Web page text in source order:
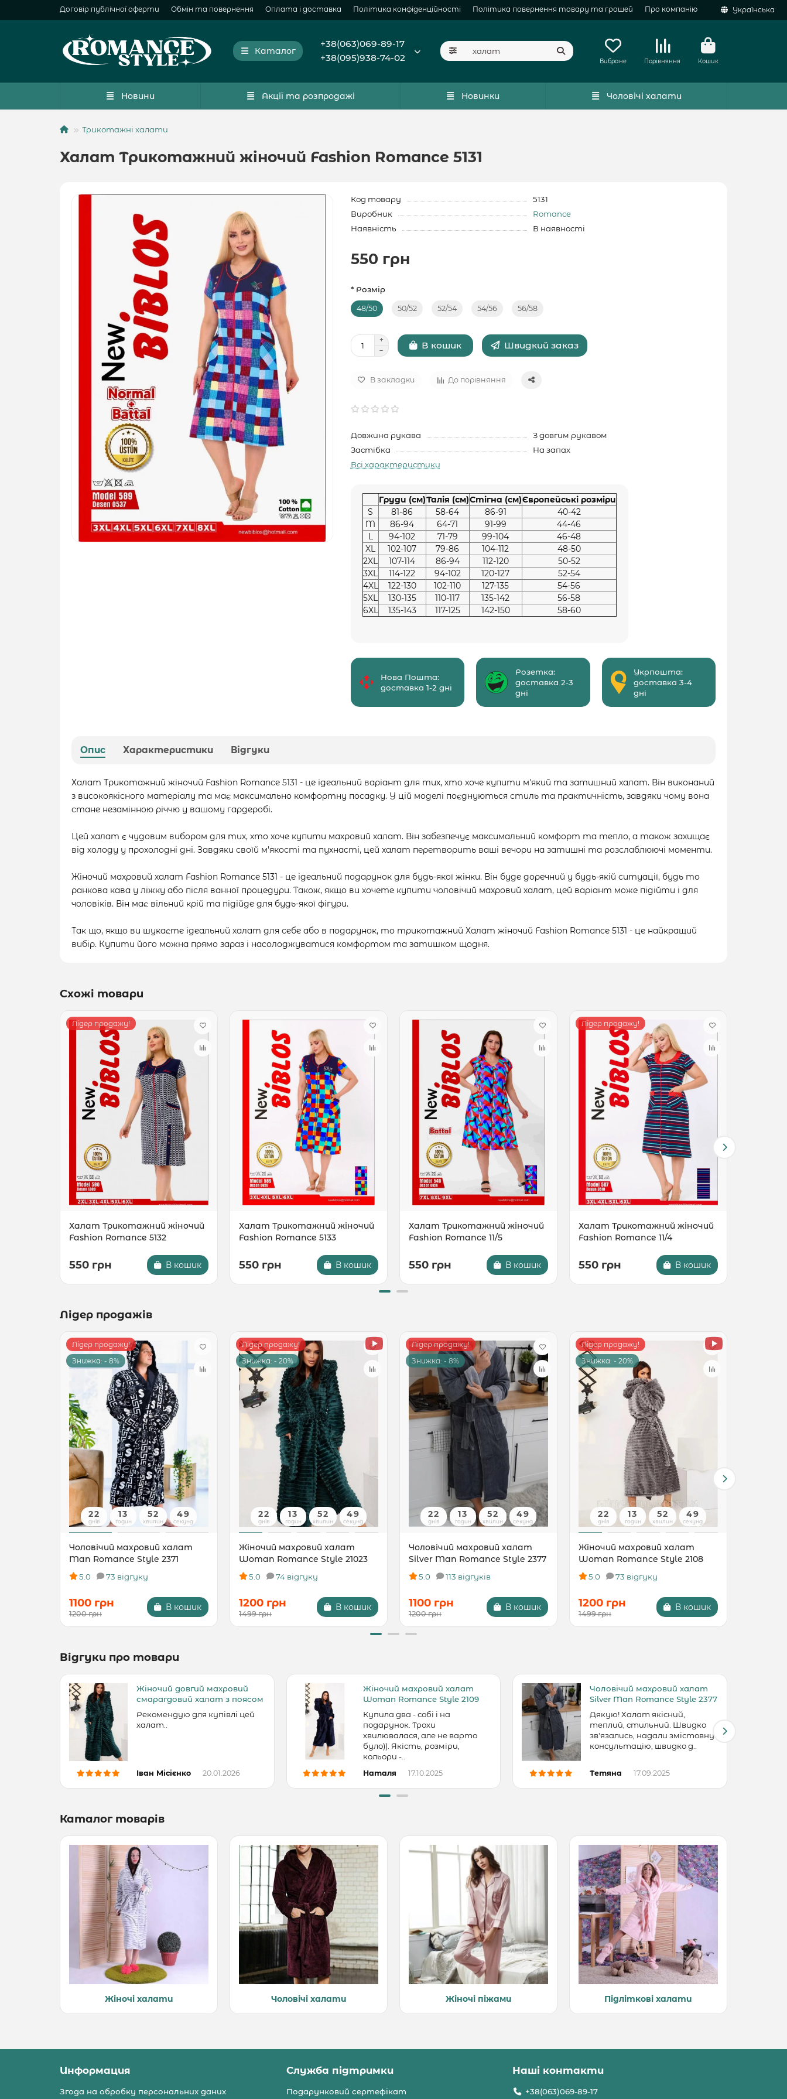
Договір публічної оферти Обмін та повернення Оплата і доставка Політика конфіденційності Політика повернення товару та грошей Про компанію Українська
Каталог
+38(063)069-89-17
+38(095)938-74-02
Вибране Порівняння Кошик
Новини Акції та розпродажі Новинки Чоловічі халати
Трикотажні халати
Халат Трикотажний жіночий Fashion Romance 5131
Код товару
5131
Виробник
Romance
Наявність
В наявності
550 грн
* Розмір
48/50 50/52 52/54 54/56 56/58
В кошик Швидкий заказ
В закладки До порівняння
Довжина рукава
З довгим рукавом
Застібка
На запах
Всі характеристики
Груди (см)Талія (см)Стігна (см)Європейські розміри
S
81-86 58-64 86-91
40-42
M
86-94 64-71 91-99
44-46
L
94-102 71-79 99-104
46-48
XL
102-107 79-86 104-112
48-50
2XL
107-114 86-94 112-120
50-52
3XL
114-122 94-102 120-127
52-54
4XL
122-130 102-110 127-135
54-56
5XL
130-135 110-117 135-142
56-58
6XL
135-143 117-125 142-150 58-60
Нова Пошта:
доставка 1-2 дні
Розетка:
доставка 2-3
дні
Укрпошта:
доставка 3-4
дні
Опис Характеристики Відгуки
Халат Трикотажний жіночий Fashion Romance 5131 - це ідеальний варіант для тих, хто хоче купити м'який та затишний халат. Він виконаний
з високоякісного матеріалу та має максимально комфортну посадку. У цій моделі поєднуються стиль та практичність, завдяки чому вона
стане незамінною річчю у вашому гардеробі.
Цей халат є чудовим вибором для тих, хто хоче купити махровий халат. Він забезпечує максимальний комфорт та тепло, а також захищає
від холоду у прохолодні дні. Завдяки своїй м'якості та пухнасті, цей халат перетворить ваші вечори на затишні та розслаблюючі моменти.
Жіночий махровий халат Fashion Romance 5131 - це ідеальний подарунок для будь-якої жінки. Він буде доречний у будь-якій ситуації, будь то
ранкова кава у ліжку або після ванної процедури. Також, якщо ви хочете купити чоловічий махровий халат, цей варіант може підійти і для
чоловіків. Він має вільний крій та підійде для будь-якої фігури.
Так що, якщо ви шукаєте ідеальний халат для себе або в подарунок, то трикотажний Халат жіночий Fashion Romance 5131 - це найкращий
вибір. Купити його можна прямо зараз і насолоджуватися комфортом та затишком щодня.
Схожі товари
Лідер продажу!
Халат Трикотажний жіночий
Fashion Romance 5132
550 грн В кошик
Халат Трикотажний жіночий
Fashion Romance 5133
550 грн В кошик
Халат Трикотажний жіночий
Fashion Romance 11/5
550 грн В кошик
Лідер продажу!
Халат Трикотажний жіночий
Fashion Romance 11/4
550 грн В кошик
Лідер продажів
Лідер продажу!
Знижка: - 8%
22
днів
13
годин
52
хвилин
48
секунд
Чоловічий махровий халат
Man Romance Style 2371
5.0 73 відгуку
1100 грн
1200 грн
В кошик
Лідер продажу!
Знижка: - 20%
22
днів
13
годин
52
хвилин
48
секунд
Жіночий махровий халат
Woman Romance Style 21023
5.0 74 відгуку
1200 грн
1499 грн
В кошик
Лідер продажу!
Знижка: - 8%
22
днів
13
годин
52
хвилин
48
секунд
Чоловічий махровий халат
Silver Man Romance Style 2377
5.0 113 відгуків
1100 грн
1200 грн
В кошик
Лідер продажу!
Знижка: - 20%
22
днів
13
годин
52
хвилин
48
секунд
Жіночий махровий халат
Woman Romance Style 2108
5.0 73 відгуку
1200 грн
1499 грн
В кошик
Відгуки про товари
Жіночий довгий махровий
смарагдовий халат з поясом
Рекомендую для купівлі цей
халат..
Іван Місієнко 20.01.2026
Жіночий махровий халат
Woman Romance Style 2109
Купила два - собі і на
подарунок. Трохи
хвилювалася, але не варто
було)). Якість, розміри,
кольори -..
Наталя 17.10.2025
Чоловічий махровий халат
Silver Man Romance Style 2377
Дякую! Халат якісний,
теплий, стильний. Швидко
зв'язались, надали змістовну
консультацію, швидко д..
Тетяна 17.09.2025
Каталог товарів
Жіночі халати Чоловічі халати Жіночі піжами Підліткові халати
Информация
Згода на обробку персональних даних
Служба підтримки
Подарунковий сертефікат
Наші контакти
+38(063)069-89-17